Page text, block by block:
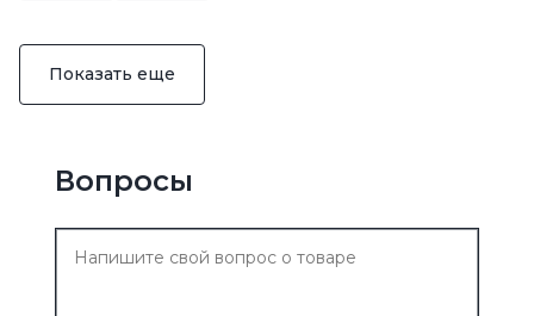
Показать еще
Вопросы